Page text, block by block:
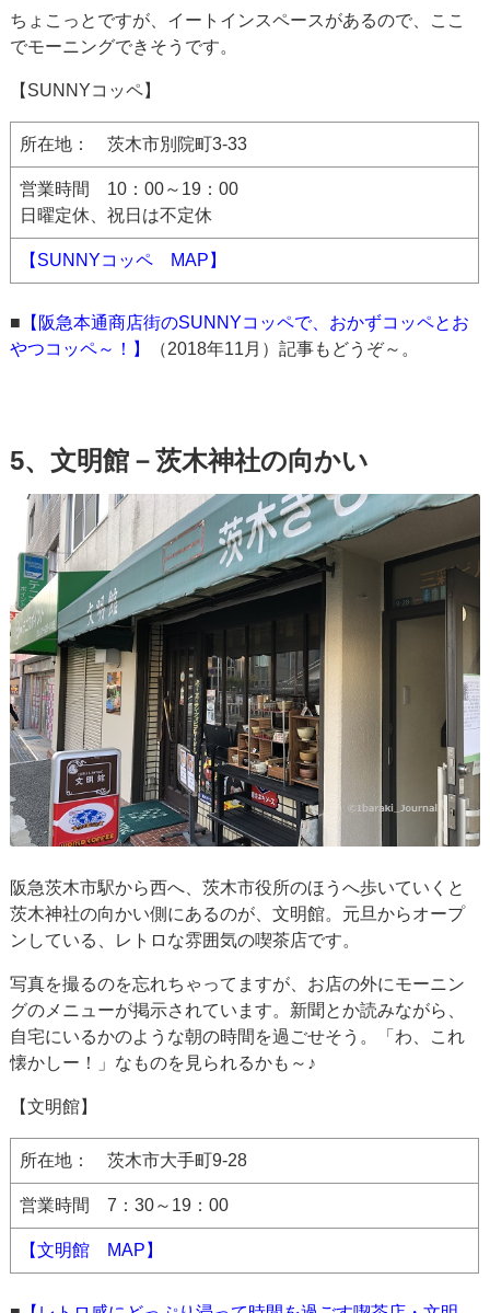
ちょこっとですが、イートインスペースがあるので、ここ
でモーニングできそうです。
【SUNNYコッペ】
所在地： 茨木市別院町3-33
営業時間 10：00～19：00
日曜定休、祝日は不定休
【SUNNYコッペ MAP】
■ 【阪急本通商店街のSUNNYコッペで、おかずコッペとお
やつコッペ～！】
（2018年11月）記事もどうぞ～。
5、文明館－茨木神社の向かい
阪急茨木市駅から西へ、茨木市役所のほうへ歩いていくと
茨木神社の向かい側にあるのが、文明館。元旦からオープ
ンしている、レトロな雰囲気の喫茶店です。
写真を撮るのを忘れちゃってますが、お店の外にモーニン
グのメニューが掲示されています。新聞とか読みながら、
自宅にいるかのような朝の時間を過ごせそう。「わ、これ
懐かしー！」なものを見られるかも～♪
【文明館】
所在地： 茨木市大手町9-28
営業時間 7：30～19：00
【文明館 MAP】